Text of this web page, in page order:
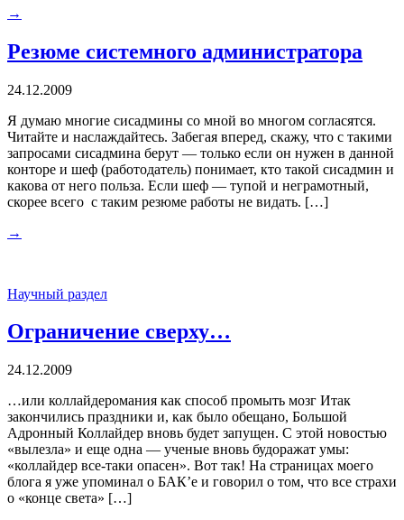
→
Резюме системного администратора
24.12.2009
Я думаю многие сисадмины со мной во многом согласятся.
Читайте и наслаждайтесь. Забегая вперед, скажу, что с такими
запросами сисадмина берут — только если он нужен в данной
конторе и шеф (работодатель) понимает, кто такой сисадмин и
какова от него польза. Если шеф — тупой и неграмотный,
скорее всего с таким резюме работы не видать. […]
→
Научный раздел
Ограничение сверху…
24.12.2009
…или коллайдеромания как способ промыть мозг Итак
закончились праздники и, как было обещано, Большой
Адронный Коллайдер вновь будет запущен. С этой новостью
«вылезла» и еще одна — ученые вновь будоражат умы:
«коллайдер все-таки опасен». Вот так! На страницах моего
блога я уже упоминал о БАК’е и говорил о том, что все страхи
о «конце света» […]